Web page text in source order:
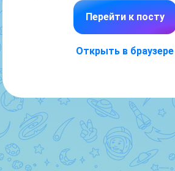
добровольцев работали по
Перейти к посту
Открыть в браузере